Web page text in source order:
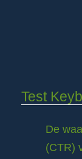
Test
De
(CTR)